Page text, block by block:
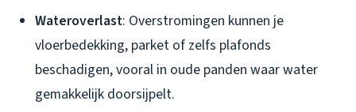
Wateroverlast: Overstromingen kunnen je
vloerbedekking, parket of zelfs plafonds
beschadigen, vooral in oude panden waar water
gemakkelijk doorsijpelt.